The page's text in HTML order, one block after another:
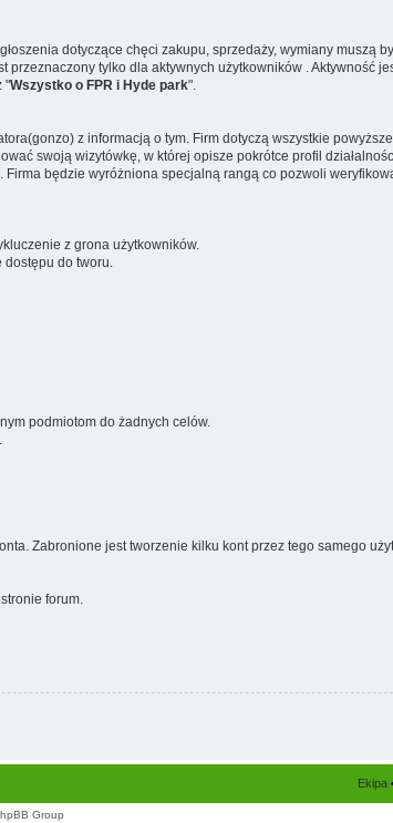
dotyczące chęci zakupu, sprzedaży, wymiany muszą
tylko dla aktywnych użytkowników . Aktywność
"Wszystko o FPR i Hyde park".
z informacją o tym. Firm dotyczą wszystkie
swoją wizytówkę, w której opisze pokrótce profil
będzie wyróżniona specjalną rangą co pozwoli
z grona użytkowników.
dostępu do tworu.
podmiotom do żadnych celów.
Zabronione jest tworzenie kilku kont przez tego samego
forum.
Ekipa
Group